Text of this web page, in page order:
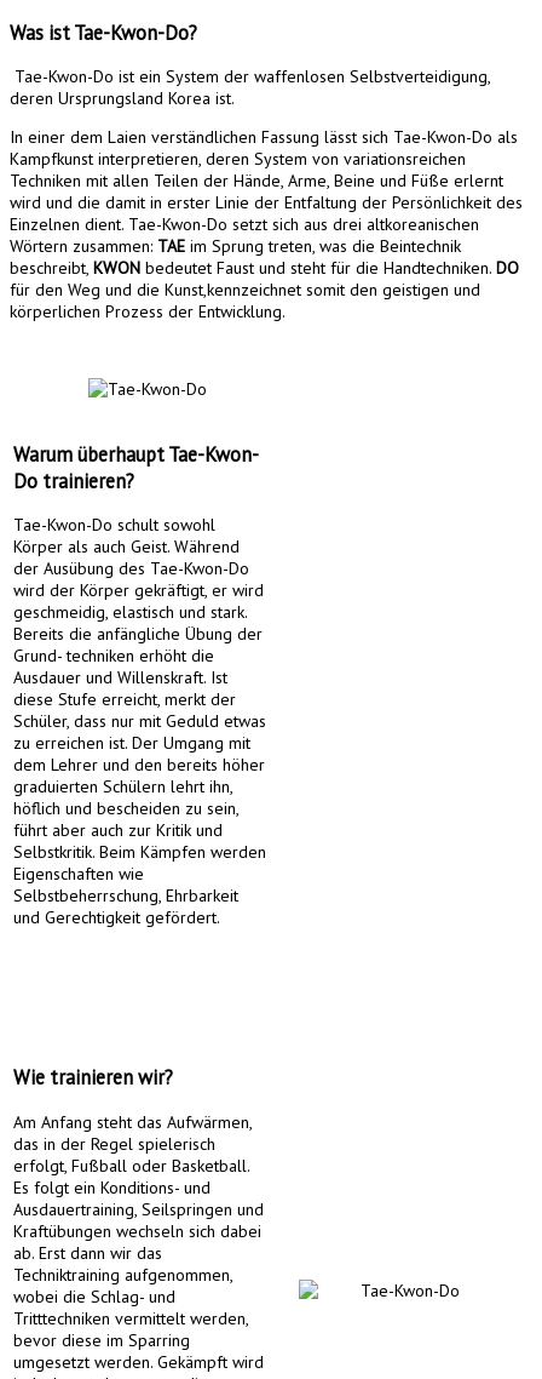
Was ist Tae-Kwon-Do?
Tae-Kwon-Do ist ein System der waffenlosen Selbstverteidigung,
deren Ursprungsland Korea ist.
In einer dem Laien verständlichen Fassung lässt sich Tae-Kwon-Do als
Kampfkunst interpretieren, deren System von variationsreichen
Techniken mit allen Teilen der Hände, Arme, Beine und Füße erlernt
wird und die damit in erster Linie der Entfaltung der Persönlichkeit des
Einzelnen dient. Tae-Kwon-Do setzt sich aus drei altkoreanischen
Wörtern zusammen: TAE im Sprung treten, was die Beintechnik
beschreibt, KWON bedeutet Faust und steht für die Handtechniken. DO
für den Weg und die Kunst,kennzeichnet somit den geistigen und
körperlichen Prozess der Entwicklung.
Warum überhaupt Tae-Kwon-
Do trainieren?
Tae-Kwon-Do schult sowohl
Körper als auch Geist. Während
der Ausübung des Tae-Kwon-Do
wird der Körper gekräftigt, er wird
geschmeidig, elastisch und stark.
Bereits die anfängliche Übung der
Grund- techniken erhöht die
Ausdauer und Willenskraft. Ist
diese Stufe erreicht, merkt der
Schüler, dass nur mit Geduld etwas
zu erreichen ist. Der Umgang mit
dem Lehrer und den bereits höher
graduierten Schülern lehrt ihn,
höflich und bescheiden zu sein,
führt aber auch zur Kritik und
Selbstkritik. Beim Kämpfen werden
Eigenschaften wie
Selbstbeherrschung, Ehrbarkeit
und Gerechtigkeit gefördert.
Wie trainieren wir?
Am Anfang steht das Aufwärmen,
das in der Regel spielerisch
erfolgt, Fußball oder Basketball.
Es folgt ein Konditions- und
Ausdauertraining, Seilspringen und
Kraftübungen wechseln sich dabei
ab. Erst dann wir das
Techniktraining aufgenommen,
wobei die Schlag- und
Tritttechniken vermittelt werden,
bevor diese im Sparring
umgesetzt werden. Gekämpft wird